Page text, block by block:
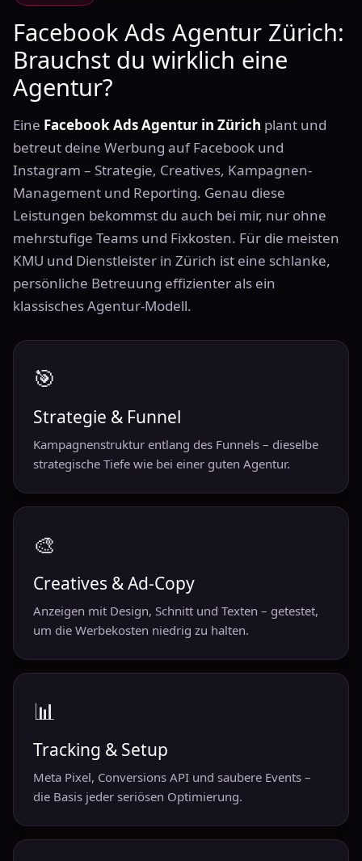
Facebook Ads Agentur Zürich:
Brauchst du wirklich eine
Agentur?
Eine Facebook Ads Agentur in Zürich plant und
betreut deine Werbung auf Facebook und
Instagram – Strategie, Creatives, Kampagnen-
Management und Reporting. Genau diese
Leistungen bekommst du auch bei mir, nur ohne
mehrstufige Teams und Fixkosten. Für die meisten
KMU und Dienstleister in Zürich ist eine schlanke,
persönliche Betreuung effizienter als ein
klassisches Agentur-Modell.
🎯
Strategie & Funnel
Kampagnenstruktur entlang des Funnels – dieselbe
strategische Tiefe wie bei einer guten Agentur.
🎨
Creatives & Ad-Copy
Anzeigen mit Design, Schnitt und Texten – getestet,
um die Werbekosten niedrig zu halten.
📊
Tracking & Setup
Meta Pixel, Conversions API und saubere Events –
die Basis jeder seriösen Optimierung.